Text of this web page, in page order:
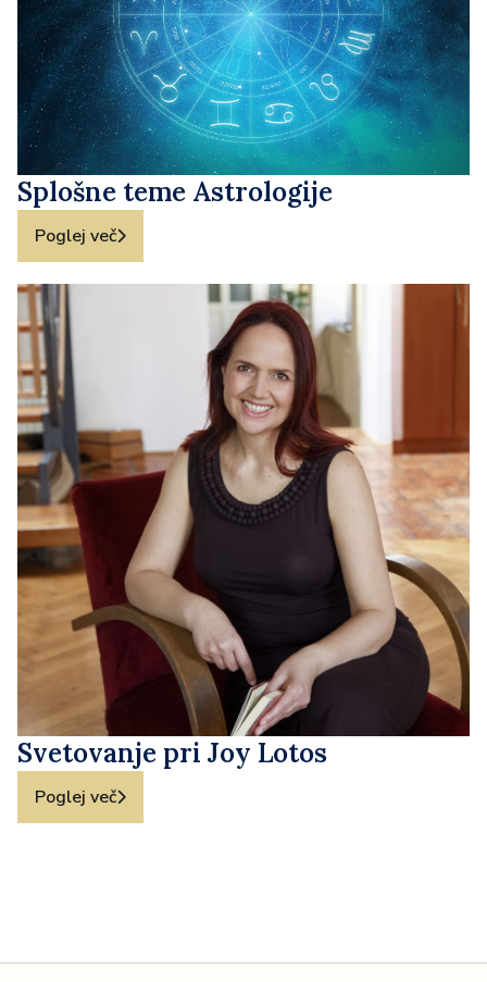
Splošne teme Astrologije
Poglej več
Svetovanje pri Joy Lotos
Poglej več